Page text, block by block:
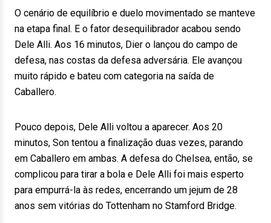
O cenário de equilíbrio e duelo movimentado se manteve
na etapa final. E o fator desequilibrador acabou sendo
Dele Alli. Aos 16 minutos, Dier o lançou do campo de
defesa, nas costas da defesa adversária. Ele avançou
muito rápido e bateu com categoria na saída de
Caballero.
Pouco depois, Dele Alli voltou a aparecer. Aos 20
minutos, Son tentou a finalização duas vezes, parando
em Caballero em ambas. A defesa do Chelsea, então, se
complicou para tirar a bola e Dele Alli foi mais esperto
para empurrá-la às redes, encerrando um jejum de 28
anos sem vitórias do Tottenham no Stamford Bridge.